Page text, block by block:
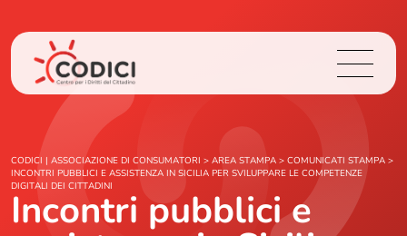
Chi Siamo
Cosa Facciamo
CODICI | ASSOCIAZIONE DI CONSUMATORI > AREA STAMPA > COMUNICATI STAMPA >
INCONTRI PUBBLICI E ASSISTENZA IN SICILIA PER SVILUPPARE LE COMPETENZE
DIGITALI DEI CITTADINI
Incontri pubblici e